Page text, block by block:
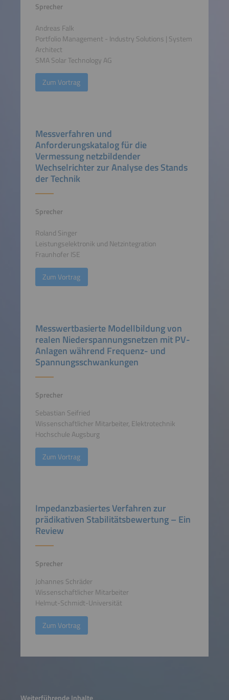
Sprecher
Andreas Falk
Portfolio Management - Industry Solutions | System
Architect
SMA Solar Technology AG
Zum Vortrag
Messverfahren und
Anforderungskatalog für die
Vermessung netzbildender
Wechselrichter zur Analyse des Stands
der Technik
Sprecher
Roland Singer
Leistungselektronik und Netzintegration
Fraunhofer ISE
Zum Vortrag
Messwertbasierte Modellbildung von
realen Niederspannungsnetzen mit PV-
Anlagen während Frequenz- und
Spannungsschwankungen
Sprecher
Sebastian Seifried
Wissenschaftlicher Mitarbeiter, Elektrotechnik
Hochschule Augsburg
Zum Vortrag
Impedanzbasiertes Verfahren zur
prädikativen Stabilitätsbewertung – Ein
Review
Sprecher
Johannes Schräder
Wissenschaftlicher Mitarbeiter
Helmut-Schmidt-Universität
Zum Vortrag